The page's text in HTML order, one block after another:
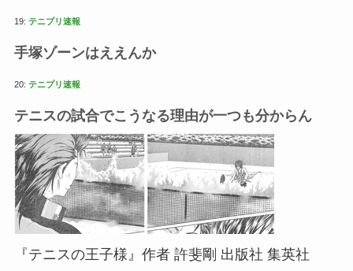
19: テニプリ速報
手塚ゾーンはええんか
20: テニプリ速報
テニスの試合でこうなる理由が一つも分からん
『テニスの王子様』作者 許斐剛 出版社 集英社